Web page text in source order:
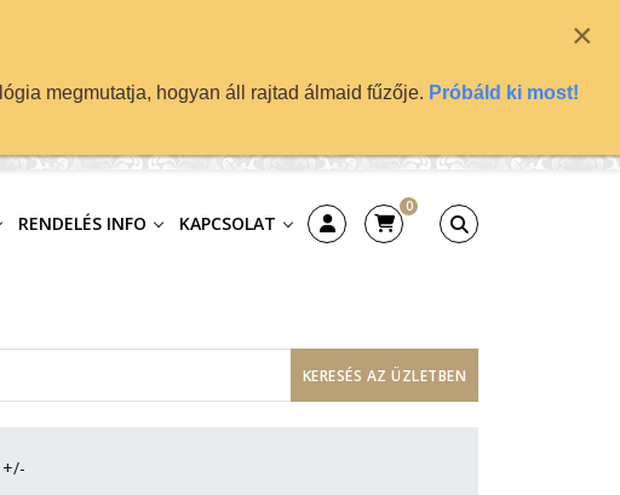
RENDELÉS INFO KAPCSOLAT
0
×
megmutatja, hogyan áll rajtad álmaid fűzője. Próbáld ki most!